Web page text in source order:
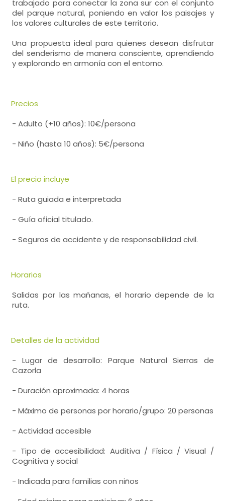
trabajado para conectar la zona sur con el conjunto
del parque natural, poniendo en valor los paisajes y
los valores culturales de este territorio.
Una propuesta ideal para quienes desean disfrutar
del senderismo de manera consciente, aprendiendo
y explorando en armonía con el entorno.
Precios
- Adulto (+10 años): 10€/persona
- Niño (hasta 10 años): 5€/persona
El precio incluye
- Ruta guiada e interpretada
- Guía oficial titulado.
- Seguros de accidente y de responsabilidad civil.
Horarios
Salidas por las mañanas, el horario depende de la
ruta.
Detalles de la actividad
- Lugar de desarrollo: Parque Natural Sierras de
Cazorla
- Duración aproximada: 4 horas
- Máximo de personas por horario/grupo: 20 personas
- Actividad accesible
- Tipo de accesibilidad: Auditiva / Física / Visual /
Cognitiva y social
- Indicada para familias con niños